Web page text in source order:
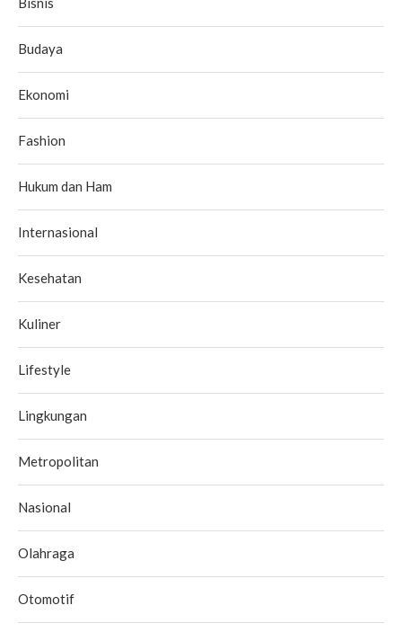
Budaya
Ekonomi
Fashion
Hukum dan Ham
Internasional
Kesehatan
Kuliner
Lifestyle
Lingkungan
Metropolitan
Nasional
Olahraga
Otomotif